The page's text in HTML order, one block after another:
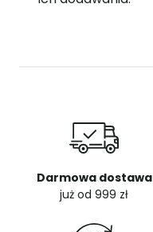
Darmowa dostawa
już od 999 zł